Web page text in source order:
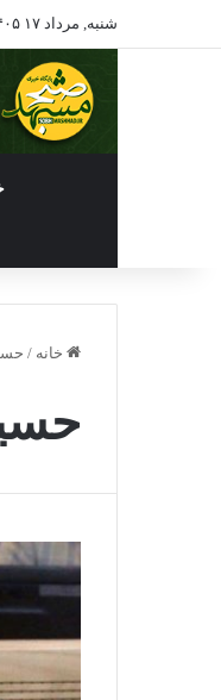
شنبه, مرداد ۱۷ ۱۴۰۵
خانه /